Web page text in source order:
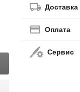
Доставка
Оплата
Сервис